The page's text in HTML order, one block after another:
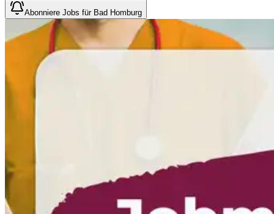
Abonniere Jobs für Bad Homburg